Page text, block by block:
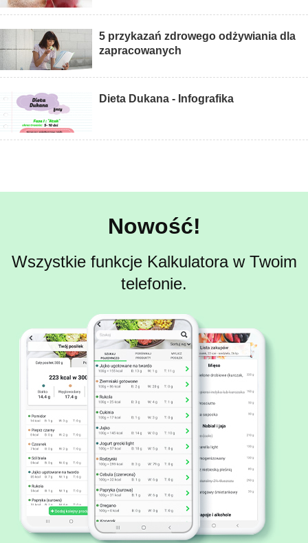
5 przykazań zdrowego odżywiania dla
zapracowanych
Dieta Dukana - Infografika
Nowość!
Wszystkie funkcje Kalkulatora w Twoim
telefonie.